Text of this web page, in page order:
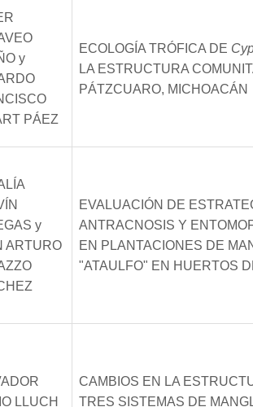
y
PÁEZ
ECOLOGÍA TRÓFICA DE
LA ESTRUCTURA
PÁTZCUARO, MICHOACÁN
y
ARTURO
EVALUACIÓN DE
ANTRACNOSIS Y
EN PLANTACIONES DE
"ATAULFO" EN HUERTOS
LLUCH
CAMBIOS EN LA
TRES SISTEMAS DE